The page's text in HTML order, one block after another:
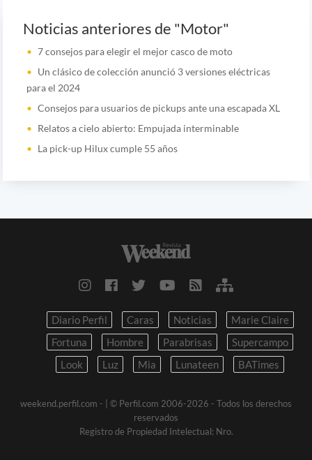
Noticias anteriores de "Motor"
7 consejos para elegir el mejor casco de moto
Un clásico de colección anunció 3 versiones eléctricas
para el 2024
Consejos para usuarios de pickups ante una escapada XL
Relatos a cielo abierto: Empujada interminable
La pick-up Hilux cumple 55 años
Diario Perfil Caras Noticias
Marie Claire
Fortuna
Hombre Parabrisas
Supercampo
Look
Luz Mia Lunateen BATimes
weekend.perfil.com - | © Perfil.com 2006-2026 - Todos los derechos
reservados
Registro de Propiedad Intelectual: Nro.